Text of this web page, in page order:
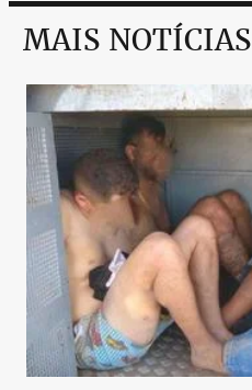
MAIS NOTÍCIAS